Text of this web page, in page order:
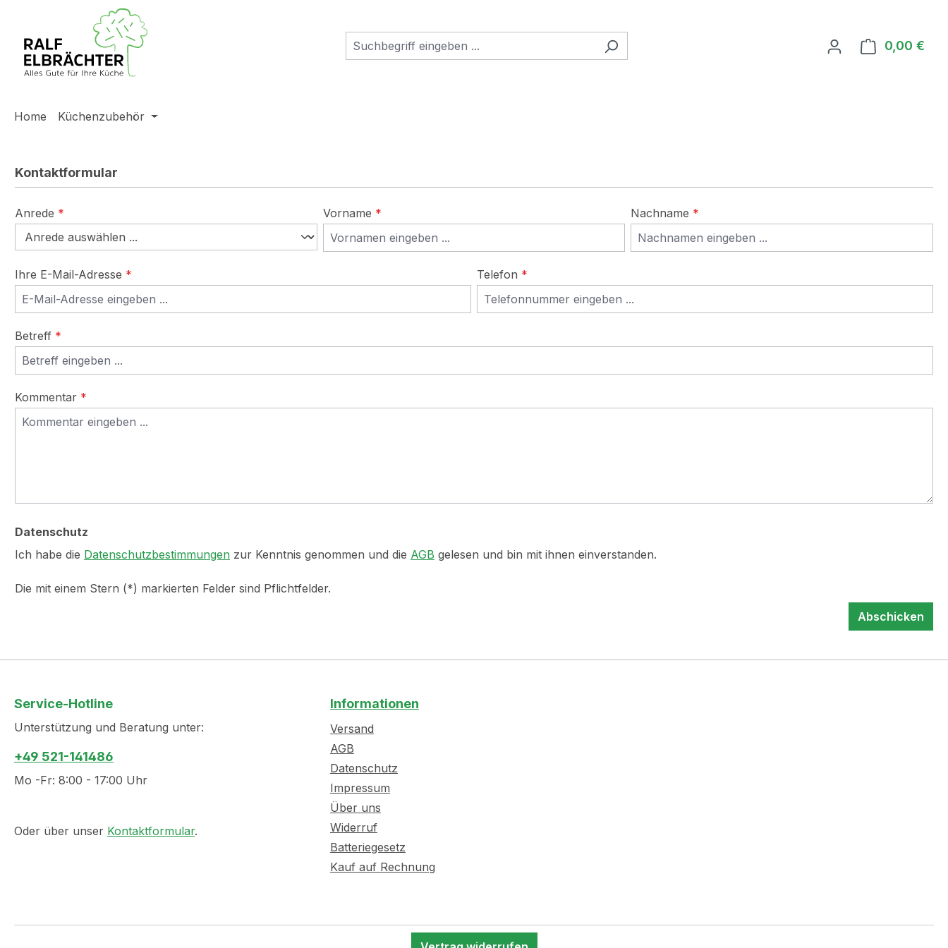
Hauptinhalt springen
Zur Suche springen
Zur Hauptnavigation springen
0,00 €
Home Küchenzubehör
Kontaktformular
Anrede * Vorname * Nachname *
Ihre E-Mail-Adresse * Telefon *
Betreff *
Kommentar *
Datenschutz
Ich habe die Datenschutzbestimmungen zur Kenntnis genommen und die AGB gelesen und bin mit ihnen einverstanden.
Die mit einem Stern (*) markierten Felder sind Pflichtfelder.
Abschicken
Service-Hotline
Unterstützung und Beratung unter:
+49 521-141486
Mo -Fr: 8:00 - 17:00 Uhr
Oder über unser Kontaktformular.
Informationen
Versand
AGB
Datenschutz
Impressum
Über uns
Widerruf
Batteriegesetz
Kauf auf Rechnung